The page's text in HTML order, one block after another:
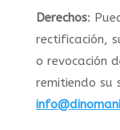
Derechos:
rectificación,
o revocación
remitiendo su